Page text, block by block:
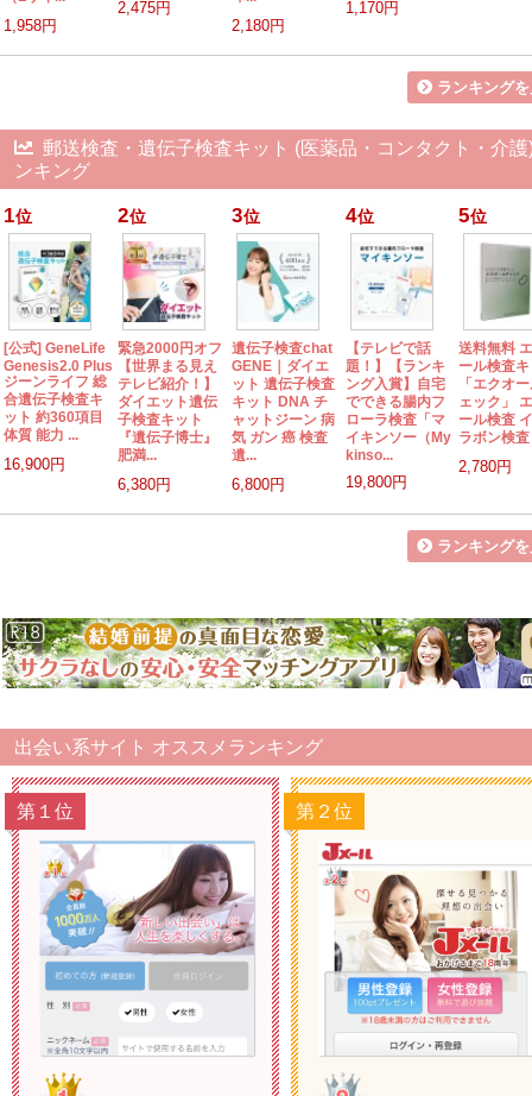
1,958円
2,475円
2,180円
1,170円
ランキング
郵送検査・遺伝子検査キット (医薬品・コンタクト・介護
ンキング
1位
[公式] GeneLife
Genesis2.0 Plus
ジーンライフ 総
合遺伝子検査キ
ット 約360項目
体質 能力 ...
16,900円
2位
緊急2000円オフ
【世界まる見え
テレビ紹介！】
ダイエット遺伝
子検査キット
『遺伝子博士』
肥満...
6,380円
3位
遺伝子検査chat
GENE｜ダイエ
ット 遺伝子検査
キット DNA チ
ャットジーン 病
気 ガン 癌 検査
遺...
6,800円
4位
【テレビで話
題！】【ランキ
ング入賞】自宅
でできる腸内フ
ローラ検査「マ
イキンソー（My
kinso...
19,800円
5位
送料無料
ール検査
「エクオ
ェック」
ール検査
ラボン検査
2,780円
ランキング
出会い系サイト オススメランキング
第１位 第２位